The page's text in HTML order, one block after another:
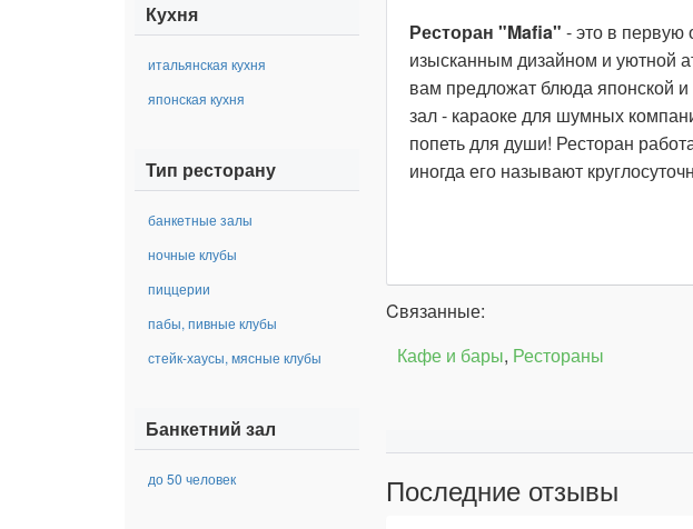
Кухня
итальянская кухня
японская кухня
Тип ресторану
банкетные залы
ночные клубы
пиццерии
пабы, пивные клубы
стейк-хаусы, мясные клубы
Банкетний зал
до 50 человек
Ресторан "Mafia" - это в первую
изысканным дизайном и уютной
вам предложат блюда японской и
зал - караоке для шумных
попеть для души! Ресторан
иногда его называют
Cвязанные:
Кафе и бары, Рестораны
Последние отзывы